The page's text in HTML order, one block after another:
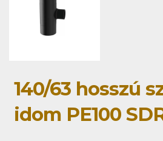
140/63 hosszú
idom PE100